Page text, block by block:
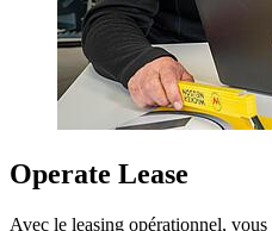
Operate Lease
Avec le leasing opérationnel,